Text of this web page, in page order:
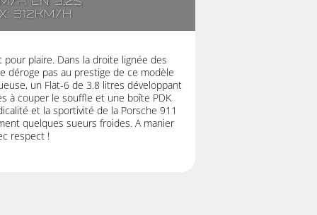
h en 3,2s
312km/h
pour plaire. Dans la droite lignée des
déroge pas au prestige de ce modèle
un Flat-6 de 3.8 litres développant
à couper le souffle et une boîte PDK
et la sportivité de la Porsche 911
quelques sueurs froides. A manier
respect !